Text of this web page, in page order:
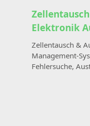
Elektronik
Zellentausch &
Management-
Fehlersuche,